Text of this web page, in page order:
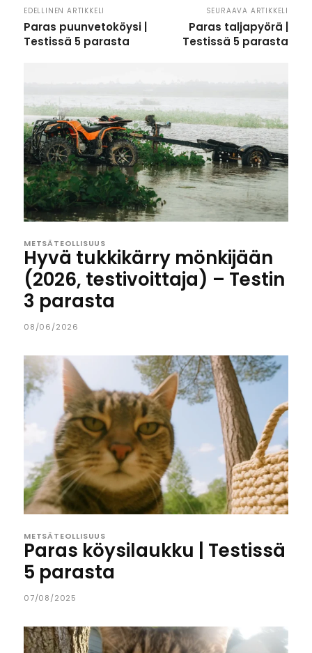
EDELLINEN ARTIKKELI
Paras puunvetoköysi |
Testissä 5 parasta
SEURAAVA ARTIKKELI
Paras taljapyörä |
Testissä 5 parasta
METSÄTEOLLISUUS
Hyvä tukkikärry mönkijään
(2026, testivoittaja) – Testin
3 parasta
08/06/2026
METSÄTEOLLISUUS
Paras köysilaukku | Testissä
5 parasta
07/08/2025